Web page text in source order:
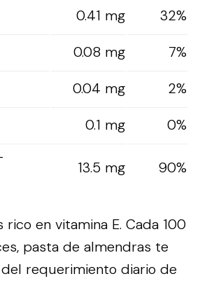
0.41 mg
32%
0.08 mg
7%
0.04 mg
2%
0.1 mg
0%
13.5 mg 90%
rico en vitamina E. Cada 100
pasta de almendras te
requerimiento diario de